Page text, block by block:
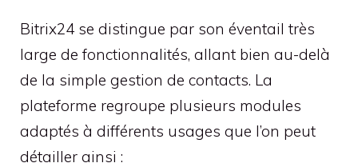
Bitrix24 se distingue par son éventail très
large de fonctionnalités, allant bien au-delà
de la simple gestion de contacts. La
plateforme regroupe plusieurs modules
adaptés à différents usages que l’on peut
détailler ainsi :